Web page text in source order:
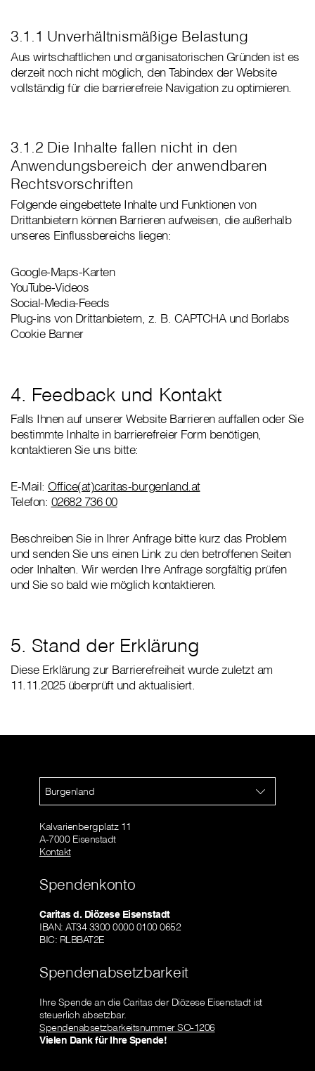
3.1.1 Unverhältnismäßige Belastung
Aus wirtschaftlichen und organisatorischen Gründen ist es
derzeit noch nicht möglich, den Tabindex der Website
vollständig für die barrierefreie Navigation zu optimieren.
3.1.2 Die Inhalte fallen nicht in den
Anwendungsbereich der anwendbaren
Rechtsvorschriften
Folgende eingebettete Inhalte und Funktionen von
Drittanbietern können Barrieren aufweisen, die außerhalb
unseres Einflussbereichs liegen:
Google-Maps-Karten
YouTube-Videos
Social-Media-Feeds
Plug-ins von Drittanbietern, z. B. CAPTCHA und Borlabs
Cookie Banner
4. Feedback und Kontakt
Falls Ihnen auf unserer Website Barrieren auffallen oder Sie
bestimmte Inhalte in barrierefreier Form benötigen,
kontaktieren Sie uns bitte:
E-Mail: Office(at)caritas-burgenland.at
Telefon: 02682 736 00
Beschreiben Sie in Ihrer Anfrage bitte kurz das Problem
und senden Sie uns einen Link zu den betroffenen Seiten
oder Inhalten. Wir werden Ihre Anfrage sorgfältig prüfen
und Sie so bald wie möglich kontaktieren.
5. Stand der Erklärung
Diese Erklärung zur Barrierefreiheit wurde zuletzt am
11.11.2025 überprüft und aktualisiert.
Burgenland
Kalvarienbergplatz 11
A-7000 Eisenstadt
Kontakt
Spendenkonto
Caritas d. Diözese Eisenstadt
IBAN: AT34 3300 0000 0100 0652
BIC: RLBBAT2E
Spendenabsetzbarkeit
Ihre Spende an die Caritas der Diözese Eisenstadt ist
steuerlich absetzbar.
Spendenabsetzbarkeitsnummer SO-1206
Vielen Dank für Ihre Spende!